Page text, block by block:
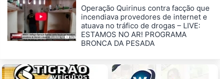
Operação Quirinus contra facção que
incendiava provedores de internet e
atuava no tráfico de drogas – LIVE:
ESTAMOS NO AR! PROGRAMA
BRONCA DA PESADA